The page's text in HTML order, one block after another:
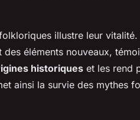
illustre leur
éléments nouveaux,
historiques et les rend
ainsi la survie des mythes